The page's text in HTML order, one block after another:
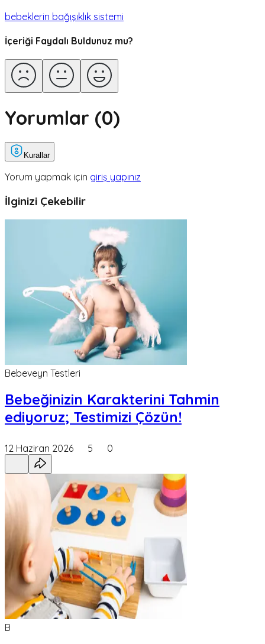
bebeklerin bağışıklık sistemi
İçeriği Faydalı Buldunuz mu?
Yorumlar (0)
Kurallar
Yorum yapmak için giriş yapınız
İlginizi Çekebilir
Bebeveyn Testleri
Bebeğinizin Karakterini Tahmin
ediyoruz; Testimizi Çözün!
12 Haziran 2026 5 0
B